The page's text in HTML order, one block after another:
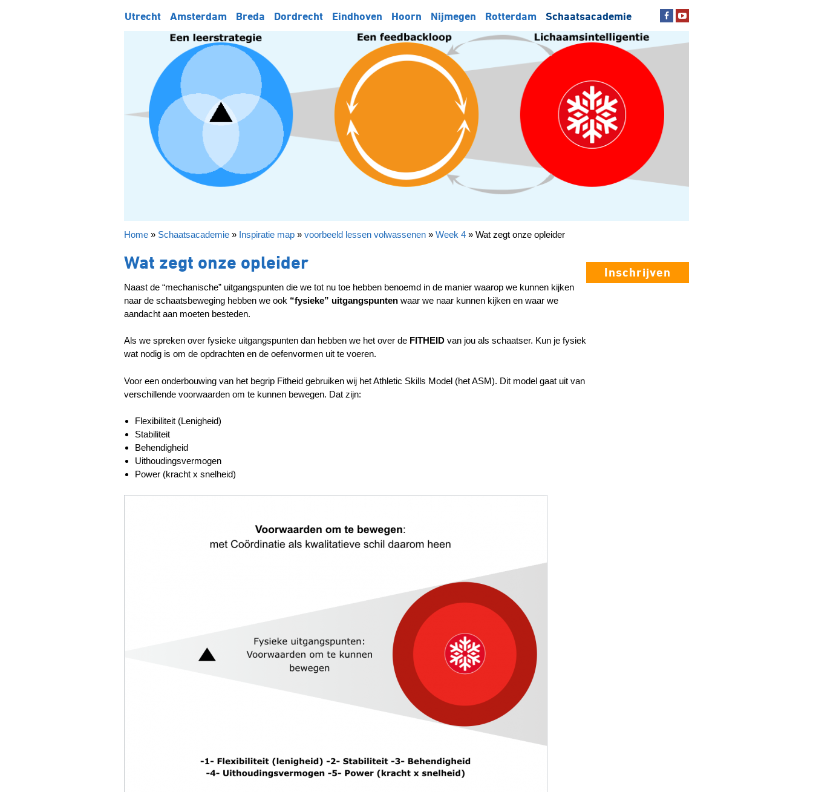
Utrecht Amsterdam Breda Dordrecht Eindhoven Hoorn Nijmegen Rotterdam Schaatsacademie
Home » Schaatsacademie » Inspiratie map » voorbeeld lessen volwassenen » Week 4 » Wat zegt onze opleider
Inschrijven
Wat zegt onze opleider
Naast de “mechanische” uitgangspunten die we tot nu toe hebben benoemd in de manier waarop we kunnen kijken
naar de schaatsbeweging hebben we ook “fysieke” uitgangspunten waar we naar kunnen kijken en waar we
aandacht aan moeten besteden.
Als we spreken over fysieke uitgangspunten dan hebben we het over de FITHEID van jou als schaatser. Kun je fysiek
wat nodig is om de opdrachten en de oefenvormen uit te voeren.
Voor een onderbouwing van het begrip Fitheid gebruiken wij het Athletic Skills Model (het ASM). Dit model gaat uit van
verschillende voorwaarden om te kunnen bewegen. Dat zijn:
Flexibiliteit (Lenigheid)
Stabiliteit
Behendigheid
Uithoudingsvermogen
Power (kracht x snelheid)